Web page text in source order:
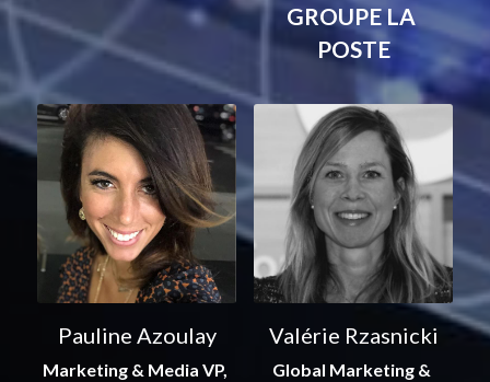
GROUPE LA
POSTE
Pauline Azoulay
Marketing & Media VP,
Valérie Rzasnicki
Global Marketing &